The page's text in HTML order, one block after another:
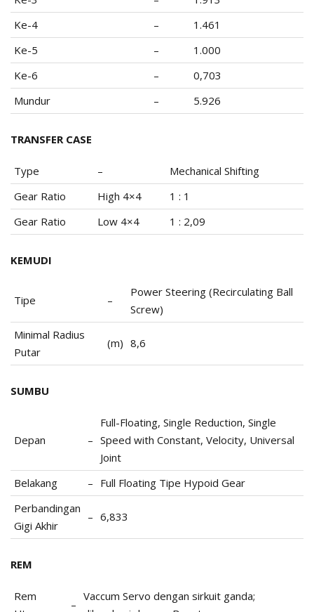
Ke-4
–
1.461
Ke-5
–
1.000
Ke-6
–
0,703
Mundur
– 5.926
TRANSFER CASE
Type –
Mechanical Shifting
Gear Ratio
High 4×4
1 : 1
Gear Ratio
Low 4×4 1 : 2,09
KEMUDI
Tipe –
Power Steering (Recirculating Ball
Screw)
Minimal Radius
Putar
(m) 8,6
SUMBU
Depan –
Full-Floating, Single Reduction, Single
Speed with Constant, Velocity, Universal
Joint
Belakang
– Full Floating Tipe Hypoid Gear
Perbandingan
Gigi Akhir
– 6,833
REM
Rem
–
Vaccum Servo dengan sirkuit ganda;